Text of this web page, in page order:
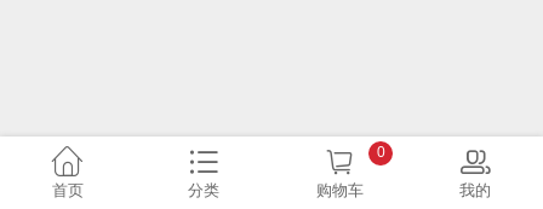
首页 分类 购物车
0
我的